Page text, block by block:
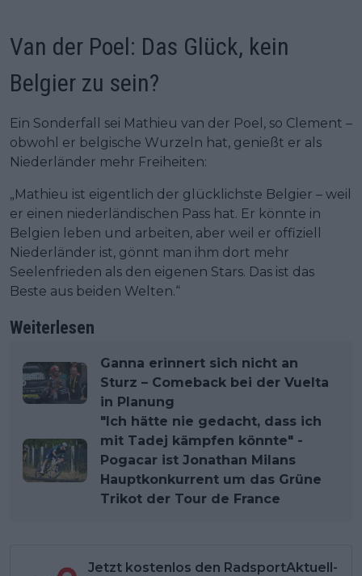
Van der Poel: Das Glück, kein
Belgier zu sein?
Ein Sonderfall sei Mathieu van der Poel, so Clement –
obwohl er belgische Wurzeln hat, genießt er als
Niederländer mehr Freiheiten:
„Mathieu ist eigentlich der glücklichste Belgier – weil
er einen niederländischen Pass hat. Er könnte in
Belgien leben und arbeiten, aber weil er offiziell
Niederländer ist, gönnt man ihm dort mehr
Seelenfrieden als den eigenen Stars. Das ist das
Beste aus beiden Welten.“
Weiterlesen
Ganna erinnert sich nicht an
Sturz – Comeback bei der Vuelta
in Planung
"Ich hätte nie gedacht, dass ich
mit Tadej kämpfen könnte" -
Pogacar ist Jonathan Milans
Hauptkonkurrent um das Grüne
Trikot der Tour de France
Jetzt kostenlos den RadsportAktuell-